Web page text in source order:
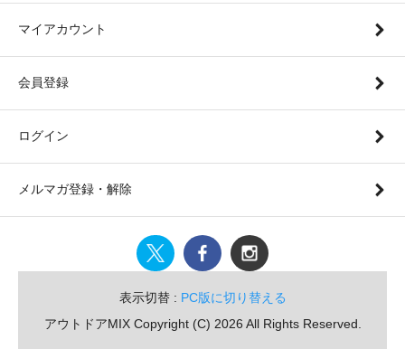
マイアカウント
会員登録
ログイン
メルマガ登録・解除
表示切替 : PC版に切り替える
アウトドアMIX Copyright (C) 2026 All Rights Reserved.